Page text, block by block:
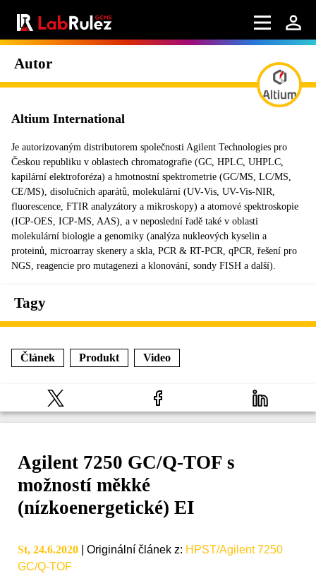
Autor
Altium International
Je autorizovaným distributorem společnosti Agilent Technologies pro
Českou republiku v oblastech chromatografie (GC, HPLC, UHPLC,
kapilární elektroforéza) a hmotnostní spektrometrie (GC/MS, LC/MS,
CE/MS), disolučních aparátů, molekulární (UV-Vis, UV-Vis-NIR,
fluorescence, FTIR analyzátory a mikroskopy) a atomové spektroskopie
(ICP-OES, ICP-MS, AAS), a v neposlední řadě také v oblasti
molekulární biologie a genomiky (analýza nukleových kyselin a
proteinů, microarray skenery a skla, PCR & RT-PCR, qPCR, řešení pro
NGS, reagencie pro mutagenezi a klonování, sondy FISH a další).
Tagy
Článek Produkt Video
Agilent 7250 GC/Q-TOF s
možností měkké
(nízkoenergetické) EI
St, 24.6.2020 Originální článek z: HPST/Agilent 7250
GC/Q-TOF